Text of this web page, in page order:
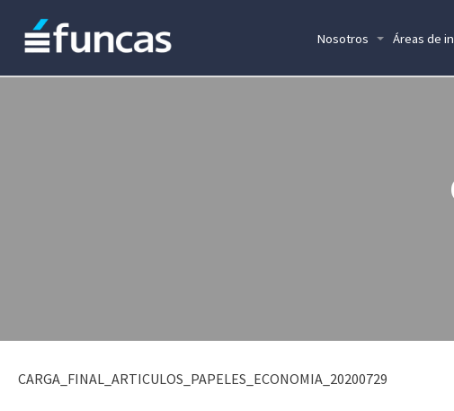
Nosotros Áreas de
CARGA_FINAL_ARTICULOS_PAPELES_ECONOMIA_20200729